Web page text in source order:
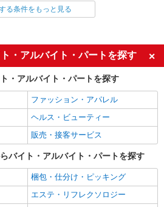
）
み・短時間】詰めるだけの簡単作業
円（就業先により異なる）
久世郡久御山町
詳細を見る
）
サイズ中心◎数える・詰めるだけの超
都)駅の求人を探す
)駅の求人を探す
経験者・有資格者歓迎
シニア（60代～）活躍中
土日祝休み
16時前退社OK
時間や曜日が選べる・シフト自由
夕方
自転車通勤OK
る条件をもっと見る
・アルバイト・パートを探す
・アルバイト・パートを探す
ファッション・アパレル
ヘルス・ビューティー
販売・接客サービス
バイト・アルバイト・パートを探す
梱包・仕分け・ピッキング
エステ・リフレクソロジー